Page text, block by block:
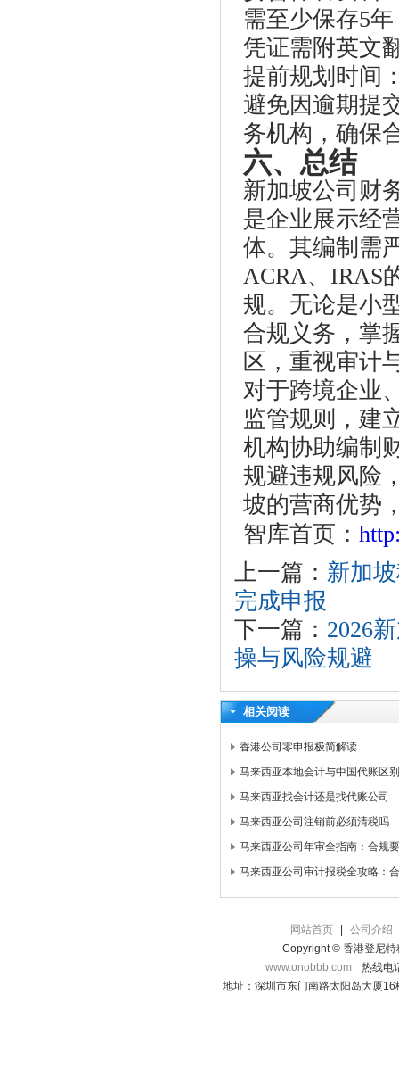
需至少保存5
凭证需附英文
提前规划时间
避免因逾期提
务机构，确保
六、总结
新加坡公司财
是企业展示经
体。其编制需
ACRA、IRAS
规。无论是小
合规义务，掌
区，重视审计
对于跨境企业
监管规则，建
机构协助编制
规避违规风险
坡的营商优势
智库首页：
上一篇： 新加
完成申报
下一篇： 2026
操与风险规避
相关阅读
香港公司零申报极简解读
马来西亚本地会计与中国代账区别
马来西亚找会计还是找代账公司
马来西亚公司注销前必须清税吗
马来西亚公司年审全指南：合规
马来西亚公司审计报税全攻略：
网站首页
公司介绍
Copyright © 香港登尼特
www.onobbb.com
热线电
地址：深圳市东门南路太阳岛大厦